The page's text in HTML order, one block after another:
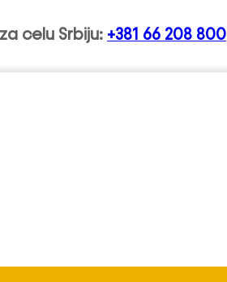
celu Srbiju: +381 66 208 800